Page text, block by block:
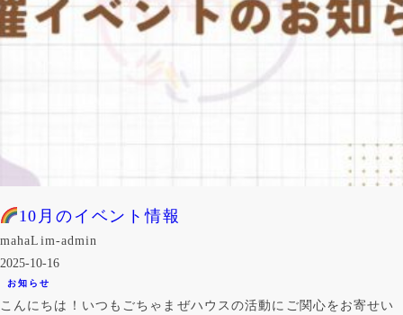
10月のイベント情報
mahaLim-admin
2025-10-16
お知らせ
こんにちは！いつもごちゃまぜハウスの活動にご関心をお寄せい